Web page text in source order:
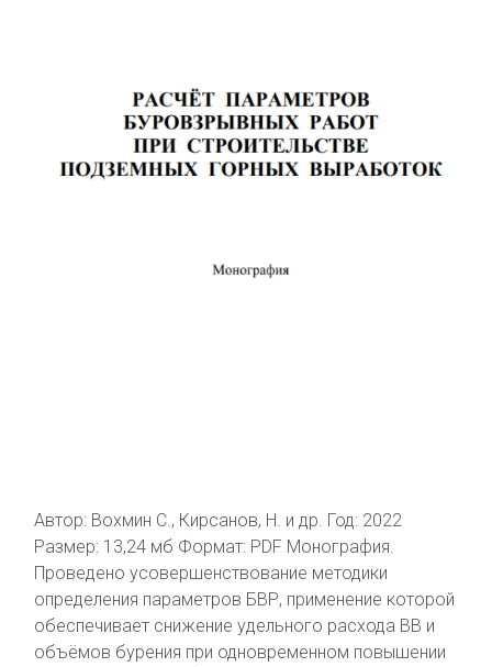
Автор: Вохмин С., Кирсанов, Н. и др. Год: 2022
Размер: 13,24 мб Формат: PDF Монография.
Проведено усовершенствование методики
определения параметров БВР, применение которой
обеспечивает снижение удельного расхода ВВ и
объёмов бурения при одновременном повышении